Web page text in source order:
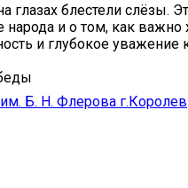
глазах блестели слёзы.
и о том, как важно
и глубокое уважение
Б. Н. Флерова г.Королев